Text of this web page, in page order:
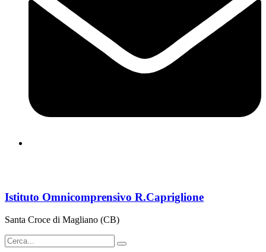
Istituto Omnicomprensivo R.Capriglione
Santa Croce di Magliano (CB)